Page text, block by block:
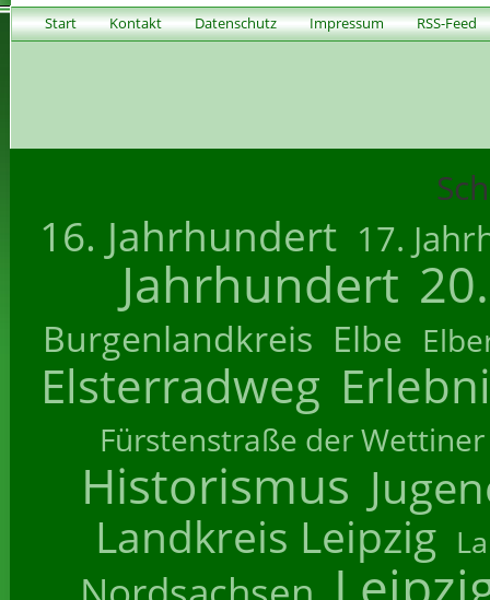
Start Kontakt Datenschutz Impressum RSS-Feed
16. Jahrhundert 17.
Jahrhundert
Burgenlandkreis Elbe
Elsterradweg
Fürstenstraße der Wettiner
Historismus
Landkreis Leipzig